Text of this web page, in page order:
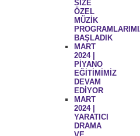
SİZE
ÖZEL
MÜZİK
BAŞLADIK
MART
2024 |
PİYANO
EĞİTİMİMİZ
DEVAM
EDİYOR
MART
2024 |
YARATICI
DRAMA